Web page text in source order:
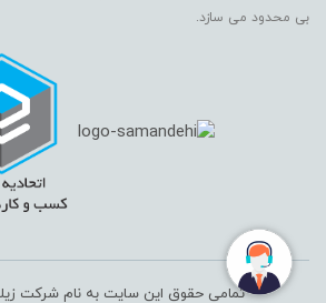
بی محدود می سازد.
تمامی حقوق این سایت به نام شرکت